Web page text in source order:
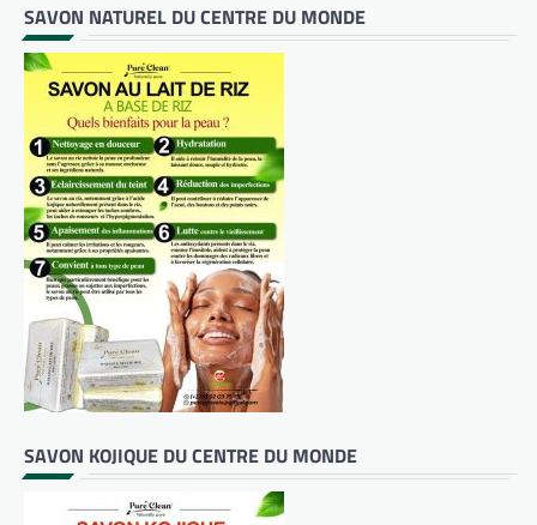
SAVON NATUREL DU CENTRE DU MONDE
SAVON KOJIQUE DU CENTRE DU MONDE